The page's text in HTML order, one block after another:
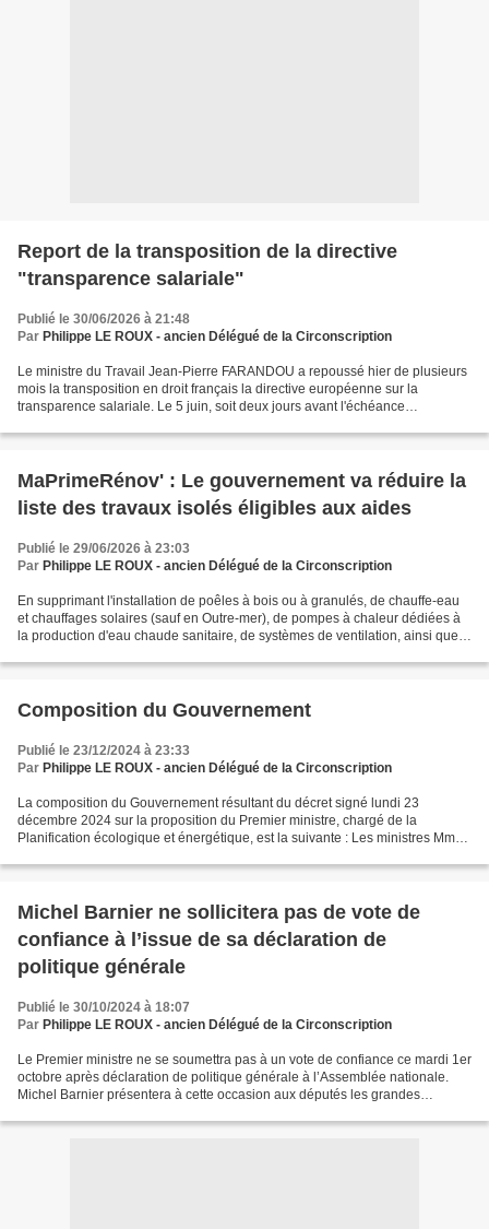
Report de la transposition de la directive
"transparence salariale"
Publié le 30/06/2026 à 21:48
Par Philippe LE ROUX - ancien Délégué de la Circonscription
Le ministre du Travail Jean-Pierre FARANDOU a repoussé hier de plusieurs
mois la transposition en droit français la directive européenne sur la
transparence salariale. Le 5 juin, soit deux jours avant l'échéance
MaPrimeRénov' : Le gouvernement va réduire la
liste des travaux isolés éligibles aux aides
Publié le 29/06/2026 à 23:03
Par Philippe LE ROUX - ancien Délégué de la Circonscription
En supprimant l'installation de poêles à bois ou à granulés, de chauffe-eau
et chauffages solaires (sauf en Outre-mer), de pompes à chaleur dédiées à
la production d'eau chaude sanitaire, de systèmes de ventilation, ainsi que
Composition du Gouvernement
Publié le 23/12/2024 à 23:33
Par Philippe LE ROUX - ancien Délégué de la Circonscription
La composition du Gouvernement résultant du décret signé lundi 23
décembre 2024 sur la proposition du Premier ministre, chargé de la
Planification écologique et énergétique, est la suivante : Les ministres Mme
Michel Barnier ne sollicitera pas de vote de
confiance à l’issue de sa déclaration de
politique générale
Publié le 30/10/2024 à 18:07
Par Philippe LE ROUX - ancien Délégué de la Circonscription
Le Premier ministre ne se soumettra pas à un vote de confiance ce mardi 1er
octobre après déclaration de politique générale à l’Assemblée nationale.
Michel Barnier présentera à cette occasion aux députés les grandes